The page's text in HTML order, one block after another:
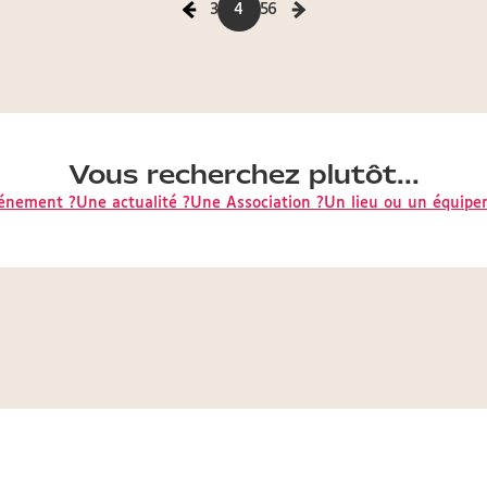
3 4 56
Vous recherchez plutôt...
?Une actualité ?Une Association ?Un lieu ou un